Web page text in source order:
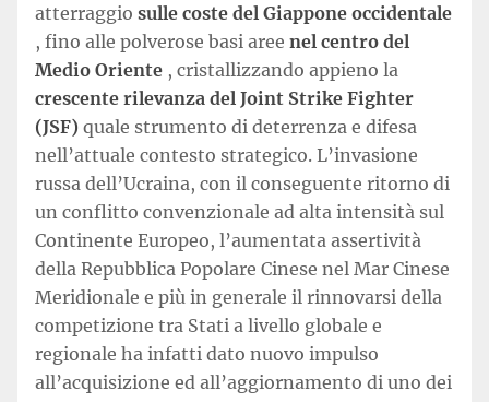
atterraggio sulle coste del Giappone occidentale
, fino alle polverose basi aree nel centro del
Medio Oriente , cristallizzando appieno la
crescente rilevanza del Joint Strike Fighter
(JSF) quale strumento di deterrenza e difesa
nell’attuale contesto strategico. L’invasione
russa dell’Ucraina, con il conseguente ritorno di
un conflitto convenzionale ad alta intensità sul
Continente Europeo, l’aumentata assertività
della Repubblica Popolare Cinese nel Mar Cinese
Meridionale e più in generale il rinnovarsi della
competizione tra Stati a livello globale e
regionale ha infatti dato nuovo impulso
all’acquisizione ed all’aggiornamento di uno dei